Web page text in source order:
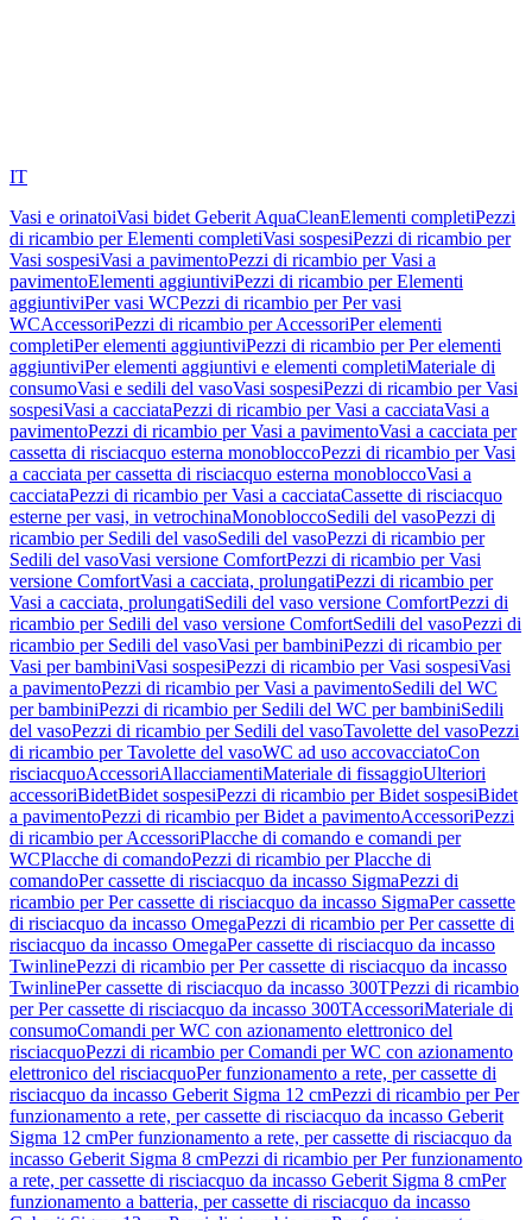
IT
Vasi e orinatoiVasi bidet Geberit AquaCleanElementi completiPezzi
di ricambio per Elementi completiVasi sospesiPezzi di ricambio per
Vasi sospesiVasi a pavimentoPezzi di ricambio per Vasi a
pavimentoElementi aggiuntiviPezzi di ricambio per Elementi
aggiuntiviPer vasi WCPezzi di ricambio per Per vasi
WCAccessoriPezzi di ricambio per AccessoriPer elementi
completiPer elementi aggiuntiviPezzi di ricambio per Per elementi
aggiuntiviPer elementi aggiuntivi e elementi completiMateriale di
consumoVasi e sedili del vasoVasi sospesiPezzi di ricambio per Vasi
sospesiVasi a cacciataPezzi di ricambio per Vasi a cacciataVasi a
pavimentoPezzi di ricambio per Vasi a pavimentoVasi a cacciata per
cassetta di risciacquo esterna monobloccoPezzi di ricambio per Vasi
a cacciata per cassetta di risciacquo esterna monobloccoVasi a
cacciataPezzi di ricambio per Vasi a cacciataCassette di risciacquo
esterne per vasi, in vetrochinaMonobloccoSedili del vasoPezzi di
ricambio per Sedili del vasoSedili del vasoPezzi di ricambio per
Sedili del vasoVasi versione ComfortPezzi di ricambio per Vasi
versione ComfortVasi a cacciata, prolungatiPezzi di ricambio per
Vasi a cacciata, prolungatiSedili del vaso versione ComfortPezzi di
ricambio per Sedili del vaso versione ComfortSedili del vasoPezzi di
ricambio per Sedili del vasoVasi per bambiniPezzi di ricambio per
Vasi per bambiniVasi sospesiPezzi di ricambio per Vasi sospesiVasi
a pavimentoPezzi di ricambio per Vasi a pavimentoSedili del WC
per bambiniPezzi di ricambio per Sedili del WC per bambiniSedili
del vasoPezzi di ricambio per Sedili del vasoTavolette del vasoPezzi
di ricambio per Tavolette del vasoWC ad uso accovacciatoCon
risciacquoAccessoriAllacciamentiMateriale di fissaggioUlteriori
accessoriBidetBidet sospesiPezzi di ricambio per Bidet sospesiBidet
a pavimentoPezzi di ricambio per Bidet a pavimentoAccessoriPezzi
di ricambio per AccessoriPlacche di comando e comandi per
WCPlacche di comandoPezzi di ricambio per Placche di
comandoPer cassette di risciacquo da incasso SigmaPezzi di
ricambio per Per cassette di risciacquo da incasso SigmaPer cassette
di risciacquo da incasso OmegaPezzi di ricambio per Per cassette di
risciacquo da incasso OmegaPer cassette di risciacquo da incasso
TwinlinePezzi di ricambio per Per cassette di risciacquo da incasso
TwinlinePer cassette di risciacquo da incasso 300TPezzi di ricambio
per Per cassette di risciacquo da incasso 300TAccessoriMateriale di
consumoComandi per WC con azionamento elettronico del
risciacquoPezzi di ricambio per Comandi per WC con azionamento
elettronico del risciacquoPer funzionamento a rete, per cassette di
risciacquo da incasso Geberit Sigma 12 cmPezzi di ricambio per Per
funzionamento a rete, per cassette di risciacquo da incasso Geberit
Sigma 12 cmPer funzionamento a rete, per cassette di risciacquo da
incasso Geberit Sigma 8 cmPezzi di ricambio per Per funzionamento
a rete, per cassette di risciacquo da incasso Geberit Sigma 8 cmPer
funzionamento a batteria, per cassette di risciacquo da incasso